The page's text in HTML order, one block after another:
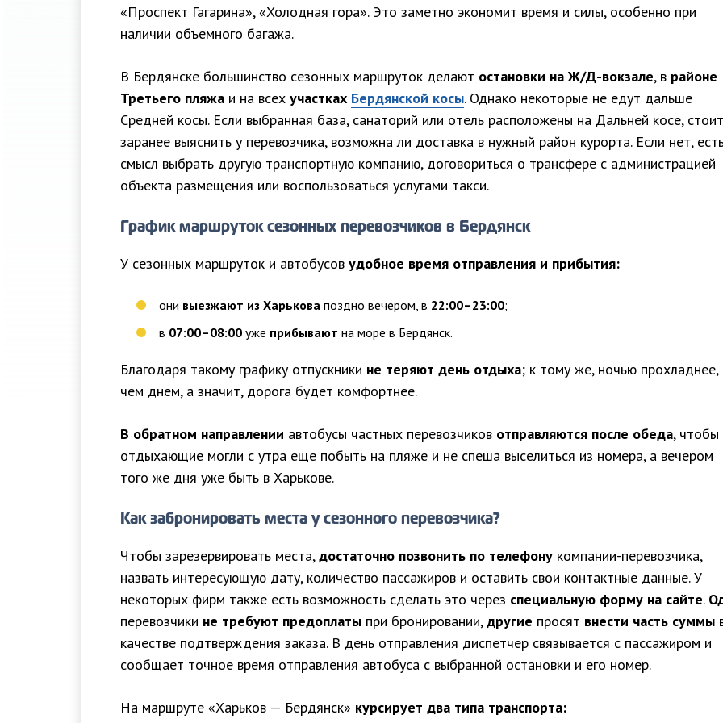
«Проспект Гагарина», «Холодная гора». Это заметно экономит время и силы, особенно при
наличии объемного багажа.
В Бердянске большинство сезонных маршруток делают остановки на Ж/Д-вокзале, в районе
Третьего пляжаи на всех участках Бердянской косы. Однако некоторые не едут дальше
Средней косы. Если выбранная база, санаторий или отель расположены на Дальней косе, стоит
заранее выяснить у перевозчика, возможна ли доставка в нужный район курорта. Если нет,
смысл выбрать другую транспортную компанию, договориться о трансфере с администрацией
объекта размещения или воспользоваться услугами такси.
График маршруток сезонных перевозчиков в Бердянск
У сезонных маршруток и автобусов удобное время отправления и прибытия:
они выезжают из Харьковапоздно вечером, в 22:00–23:00;
в 07:00–08:00уже прибывают на море в Бердянск.
Благодаря такому графику отпускники не теряют день отдыха; к тому же, ночью прохладнее,
чем днем, а значит, дорога будет комфортнее.
В обратном направлении автобусы частных перевозчиков отправляются после обеда, чтобы
отдыхающие могли с утра еще побыть на пляже и не спеша выселиться из номера, а вечером
того же дня уже быть в Харькове.
Как забронировать места у сезонного перевозчика?
Чтобы зарезервировать места,достаточно позвонить по телефонукомпании-перевозчика,
назвать интересующую дату, количество пассажиров и оставить свои контактные данные. У
некоторых фирм также есть возможность сделать это через специальную форму на сайте.
перевозчики не требуют предоплатыпри бронировании,другие просят внести часть суммы
качестве подтверждения заказа. В день отправления диспетчер связывается с пассажиром и
сообщает точное время отправления автобуса с выбранной остановки и его номер.
На маршруте «Харьков — Бердянск» курсирует два типа транспорта: